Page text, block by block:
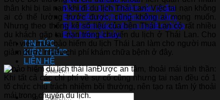
Bảo hiểm trách nhiệm sản phẩm
Bảo hiểm trách nhiệm công cộng
Bảo hiểm trách nhiệm nghề nghiệp
Bảo hiểm tài sản
TIN TỨC
KIẾN THỨC
LIÊN HỆ
thân khi bị tai nạn khi đi du lịch Thái Lan: Việc tai nạn không
ai có thể lường trước được, cũng không ai mong muốn.
Nhưng theo thống kê số liệu của bên Thái Lan có rất nhiều
du khách gặp tai nạn trong chuyến du lịch ở Thái Lan. Cho
nên việc mua bảo hiểm du lịch Thái Lan làm cho người mua
giảm được nhiều chi phí khám chữa bệnh ở đây.
Được an tâm, thoải mái tinh thần:
Khi tất cả các chi phí về sự cố cũng nhưng tai nạn đều có 1
tổ chức chịu trách nhiệm bồi thường, nên tạo ra tâm lý thoải
mái trong chuyến du lịch.